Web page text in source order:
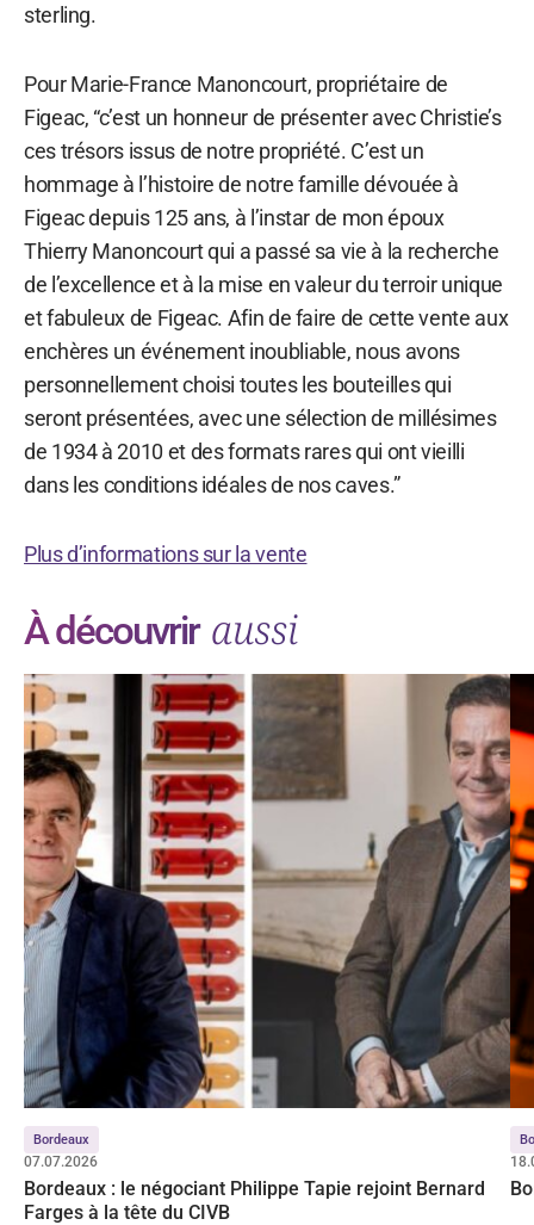
sterling.
Pour Marie-France Manoncourt, propriétaire de
Figeac, “c’est un honneur de présenter avec Christie’s
ces trésors issus de notre propriété. C’est un
hommage à l’histoire de notre famille dévouée à
Figeac depuis 125 ans, à l’instar de mon époux
Thierry Manoncourt qui a passé sa vie à la recherche
de l’excellence et à la mise en valeur du terroir unique
et fabuleux de Figeac. Afin de faire de cette vente aux
enchères un événement inoubliable, nous avons
personnellement choisi toutes les bouteilles qui
seront présentées, avec une sélection de millésimes
de 1934 à 2010 et des formats rares qui ont vieilli
dans les conditions idéales de nos caves.”
Plus d’informations sur la vente
À découvrir aussi
Bordeaux
07.07.2026
Bordeaux : le négociant Philippe Tapie rejoint Bernard
Farges à la tête du CIVB